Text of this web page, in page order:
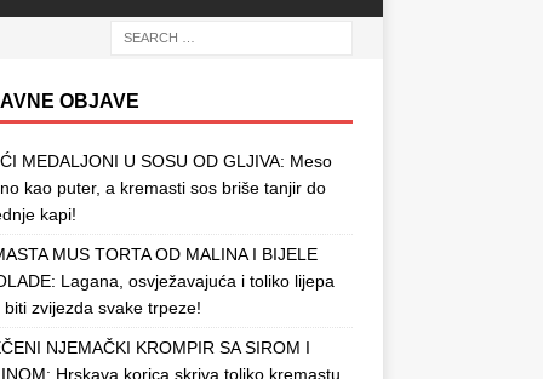
OBJAVE
MEDALJONI U SOSU OD GLJIVA: Meso
kao puter, a kremasti sos briše tanjir do
kapi!
MUS TORTA OD MALINA I BIJELE
Lagana, osvježavajuća i toliko lijepa
biti zvijezda svake trpeze!
NJEMAČKI KROMPIR SA SIROM I
Hrskava korica skriva toliko kremastu